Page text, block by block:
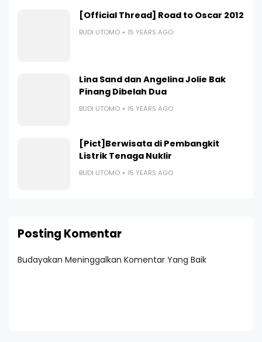
[Official Thread] Road to Oscar 2012
BUDI UTOMO 15 YEARS AGO
Lina Sand dan Angelina Jolie Bak
Pinang Dibelah Dua
BUDI UTOMO 15 YEARS AGO
[Pict]Berwisata di Pembangkit
Listrik Tenaga Nuklir
BUDI UTOMO 15 YEARS AGO
Posting Komentar
Budayakan Meninggalkan Komentar Yang Baik